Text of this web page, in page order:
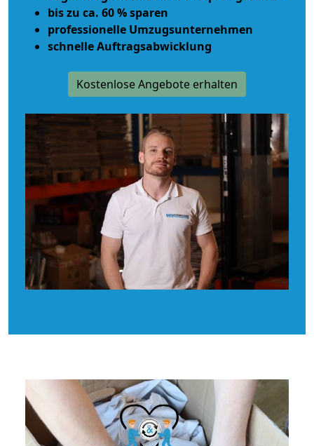
bis zu ca. 60 % sparen
professionelle Umzugsunternehmen
schnelle Auftragsabwicklung
Kostenlose Angebote erhalten